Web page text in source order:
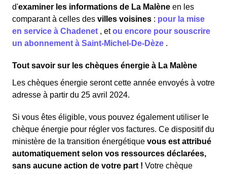
d'examiner les informations de La Malène en les
comparant à celles des villes voisines : pour la mise
en service à Chadenet , etou encore pour souscrire
un abonnement à Saint-Michel-De-Dèze .
Tout savoir sur les chèques énergie à La Malène
Les chèques énergie seront cette année envoyés à votre
adresse à partir du 25 avril 2024.
Si vous êtes éligible, vous pouvez également utiliser le
chèque énergie pour régler vos factures. Ce dispositif du
ministère de la transition énergétique vous est attribué
automatiquement selon vos ressources déclarées,
sans aucune action de votre part ! Votre chèque